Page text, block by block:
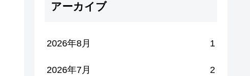
アーカイブ
2026年8月 1
2026年7月 2